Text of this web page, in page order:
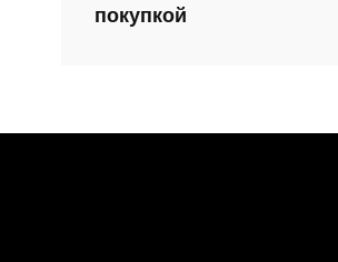
покупкой